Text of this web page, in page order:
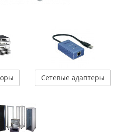
Сетевые адаптеры